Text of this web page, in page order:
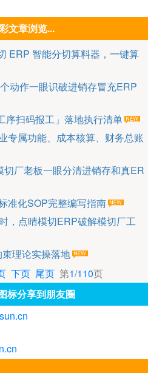
文章浏览...
ERP 智能分切算料器，一键算
动作一眼识破进销存冒充ERP
序扫码报工」落地执行清单
专属功能、成本核算、财务总账
切厂老板一眼分清进销存和真ER
准化SOP完整编写指南
，点晴模切ERP破解模切厂工
理论实操落地
下页 尾页第1/110页
标分享到朋友圈